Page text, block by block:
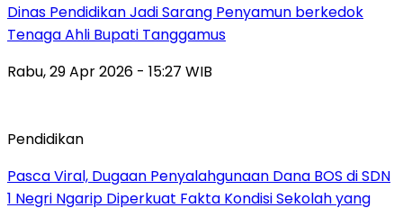
Dinas Pendidikan Jadi Sarang Penyamun berkedok
Tenaga Ahli Bupati Tanggamus
Rabu, 29 Apr 2026 - 15:27 WIB
Pendidikan
Pasca Viral, Dugaan Penyalahgunaan Dana BOS di SDN
1 Negri Ngarip Diperkuat Fakta Kondisi Sekolah yang